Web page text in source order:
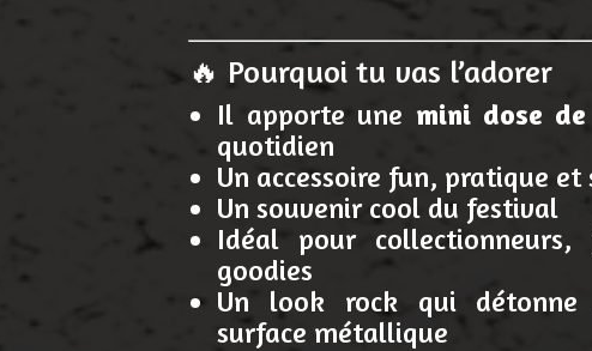
🔥 Pourquoi tu vas l’adorer
Il apporte une mini dose de
quotidien
Un accessoire fun, pratique et
Un souvenir cool du festival
Idéal pour
goodies
Un look rock qui détonne
surface métallique